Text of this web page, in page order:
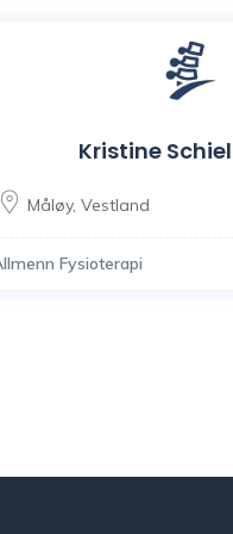
Kristine
Måløy, Vestland
Fysioterapi